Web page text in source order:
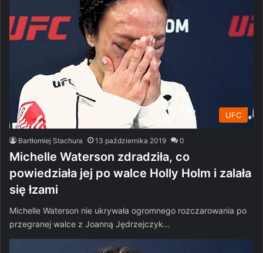
UFC
Bartłomiej Stachura 13 października 2019 0
Michelle Waterson zdradziła, co
powiedziała jej po walce Holly Holm i zalała
się łzami
Michelle Waterson nie ukrywała ogromnego rozczarowania po
przegranej walce z Joanną Jędrzejczyk…